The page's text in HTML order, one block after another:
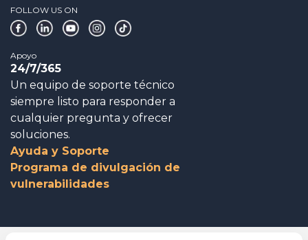
FOLLOW US ON
Apoyo
24/7/365
Un equipo de soporte técnico
siempre listo para responder a
cualquier pregunta y ofrecer
soluciones.
Ayuda y Soporte
Programa de divulgación de
vulnerabilidades